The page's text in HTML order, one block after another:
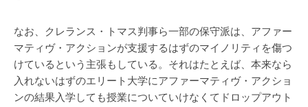
なお、クレランス・トマス判事ら一部の保守派は、アファー
マティヴ・アクションが支援するはずのマイノリティを傷つ
けているという主張もしている。それはたとえば、本来なら
入れないはずのエリート大学にアファーマティヴ・アクショ
ンの結果入学しても授業についていけなくてドロップアウト